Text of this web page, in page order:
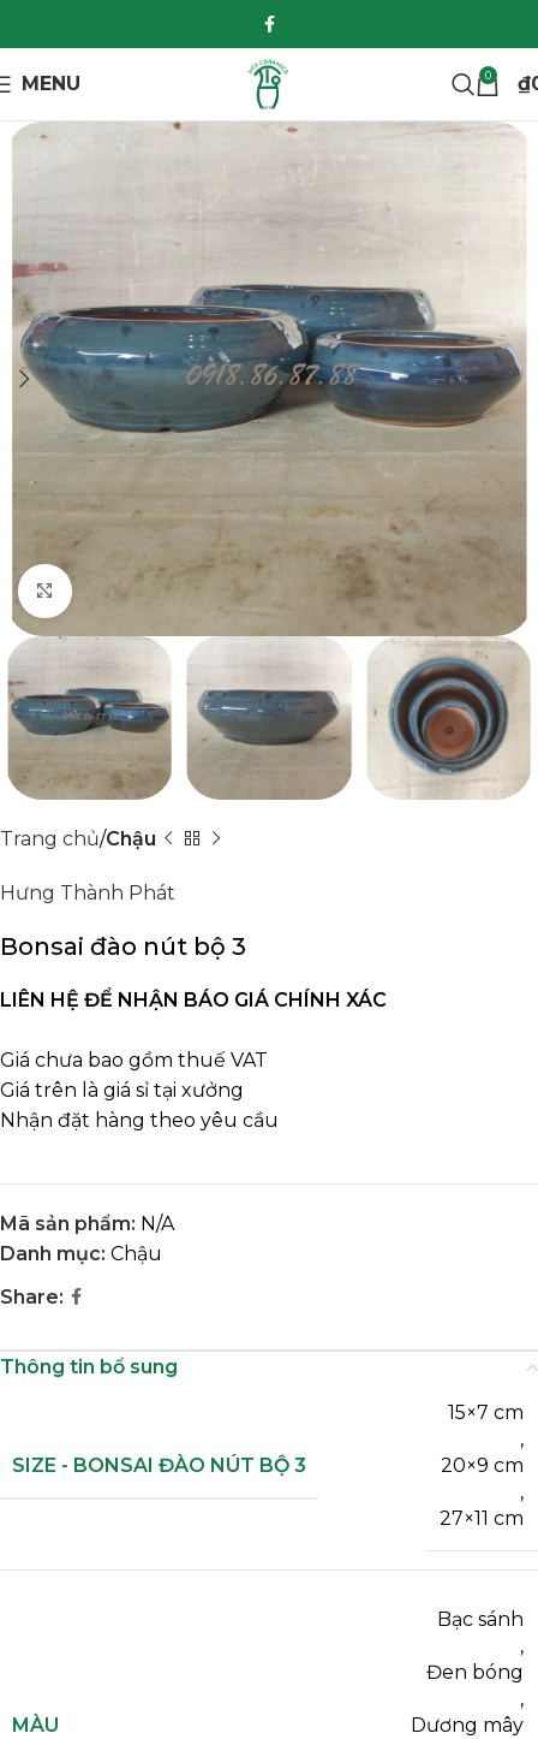
MENU 0 ₫
Click to enlarge
Trang chủ Chậu
Hưng Thành Phát
Bonsai đào nút bộ 3
LIÊN HỆ ĐỂ NHẬN BÁO GIÁ CHÍNH XÁC
Giá chưa bao gồm thuế VAT
Giá trên là giá sỉ tại xưởng
Nhận đặt hàng theo yêu cầu
Mã sản phẩm: N/A
Danh mục: Chậu
Share:
Thông tin bổ sung
SIZE - BONSAI ĐÀO NÚT BỘ 3
15×7 cm
,
20×9 cm
,
27×11 cm
MÀU
Bạc sánh
,
Đen bóng
,
Dương mây